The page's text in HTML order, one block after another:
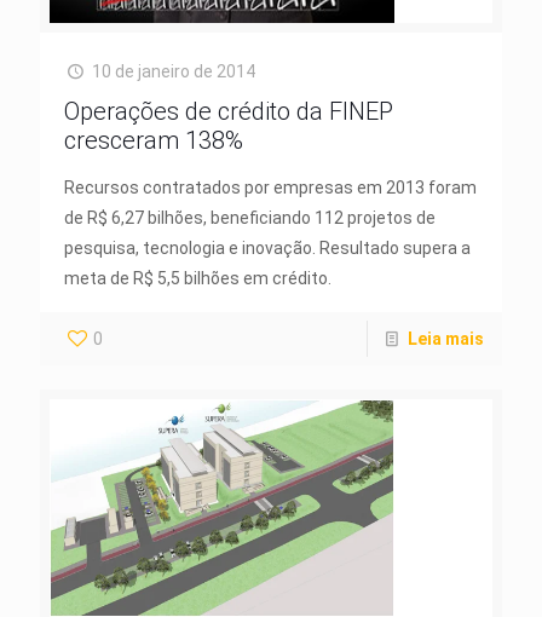
10 de janeiro de 2014
Operações de crédito da FINEP
cresceram 138%
Recursos contratados por empresas em 2013 foram
de R$ 6,27 bilhões, beneficiando 112 projetos de
pesquisa, tecnologia e inovação. Resultado supera a
meta de R$ 5,5 bilhões em crédito.
0 Leia mais